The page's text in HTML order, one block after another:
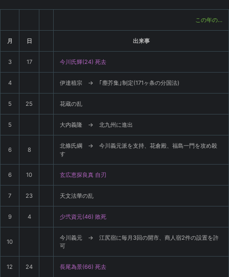
この年の…
月 日 出来事
3 17 今川氏輝(24) 死去
4 伊達稙宗 → ｢塵芥集｣制定(171ヶ条の分国法)
5 25 花蔵の乱
5 大内義隆 → 北九州に進出
6 8
北條氏綱 → 今川義元派を支持、花倉殿、福島一門を攻め殺
す
6 10 玄広恵探良真 自刃
7 23 天文法華の乱
9 4 少弐資元(46) 敗死
10
今川義元 → 江尻宿に毎月3回の開市、商人宿2件の設置を許
可
12 24 長尾為景(66) 死去